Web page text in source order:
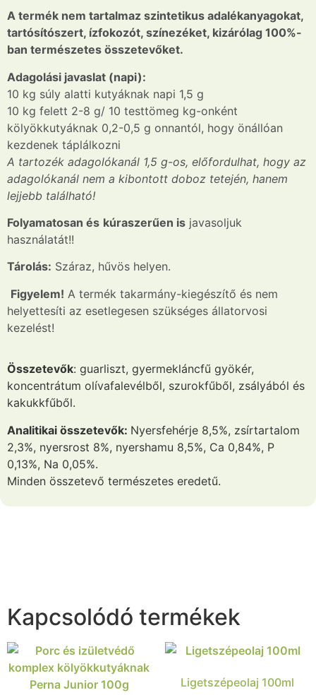
A termék nem tartalmaz szintetikus adalékanyagokat,
tartósítószert, ízfokozót, színezéket, kizárólag 100%-
ban természetes összetevőket.
Adagolási javaslat (napi):
10 kg súly alatti kutyáknak napi 1,5 g
10 kg felett 2-8 g/ 10 testtömeg kg-onként
kölyökkutyáknak 0,2-0,5 g onnantól, hogy önállóan
kezdenek táplálkozni
A tartozék adagolókanál 1,5 g-os, előfordulhat, hogy az
adagolókanál nem a kibontott doboz tetején, hanem
lejjebb található!
Folyamatosan és kúraszerűen is javasoljuk
használatát!!
Tárolás: Száraz, hűvös helyen.
Figyelem! A termék takarmány-kiegészítő és nem
helyettesíti az esetlegesen szükséges állatorvosi
kezelést!
Összetevők: guarliszt, gyermekláncfű gyökér,
koncentrátum olívafalevélből, szurokfűből, zsályából és
kakukkfűből.
Analitikai összetevők: Nyersfehérje 8,5%, zsírtartalom
2,3%, nyersrost 8%, nyershamu 8,5%, Ca 0,84%, P
0,13%, Na 0,05%.
Minden összetevő természetes eredetű.
Kapcsolódó termékek
Ligetszépeolaj 100ml